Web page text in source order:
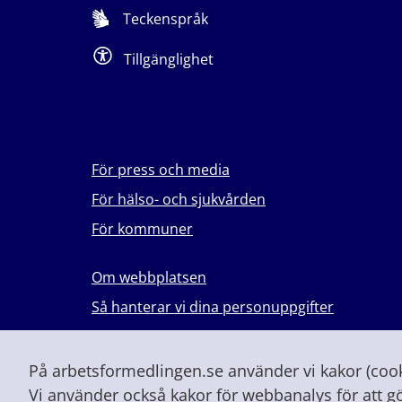
På arbetsformedlingen.se använder vi kakor
Vi använder också kakor för webbanalys för att
Teckenspråk
Tillgänglighet
För press och media
För hälso- och sjukvården
För kommuner
Om webbplatsen
Så hanterar vi dina personuppgifter
Lever du med våld i en nära relation?
Vid höjd beredskap och krig